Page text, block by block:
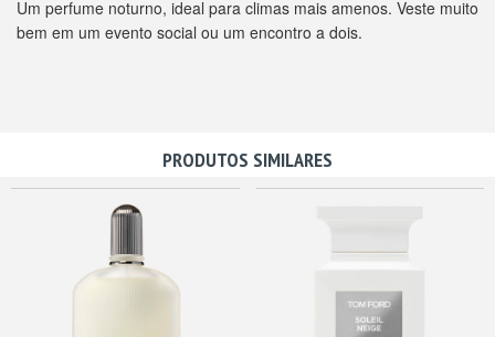
Um perfume noturno, ideal para climas mais amenos. Veste muito
bem em um evento social ou um encontro a dois.
PRODUTOS SIMILARES